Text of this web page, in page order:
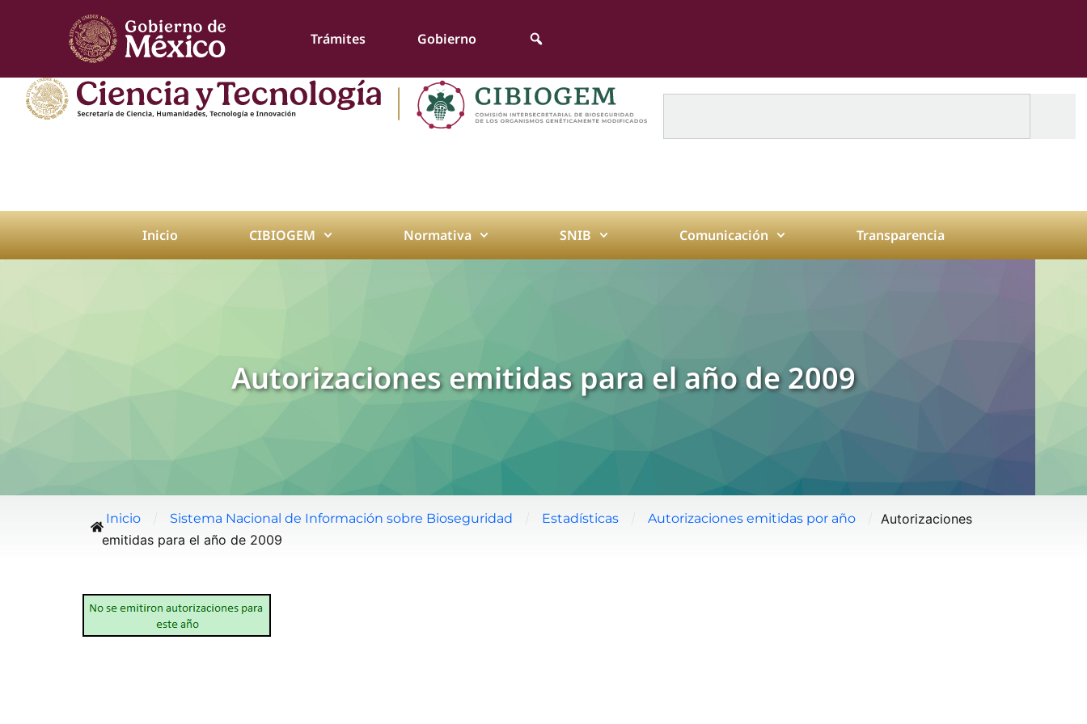
Trámites Gobierno
Inicio CIBIOGEM Normativa SNIB Comunicación Transparencia
Autorizaciones emitidas para el año de 2009
Inicio Sistema Nacional de Información sobre Bioseguridad Estadísticas Autorizaciones emitidas por año
Autorizaciones
emitidas para el año de 2009